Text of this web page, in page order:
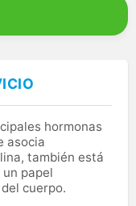
hormonas
asocia
también está
papel
cuerpo.